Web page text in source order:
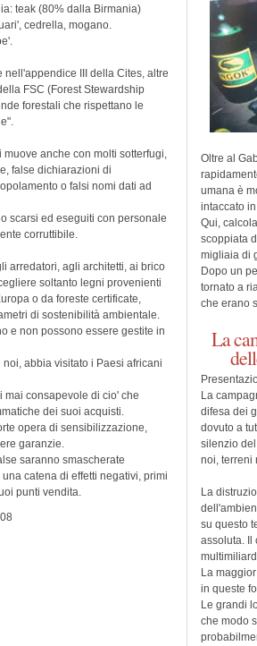
teak (80% dalla Birmania)
cedrella, mogano.
III della Cites, altre
FSC (Forest Stewardship
forestali che rispettano le
muove anche con molti sotterfugi,
false dichiarazioni di
o falsi nomi dati ad
scarsi ed eseguiti con personale
corruttibile.
arredatori, agli architetti, ai brico
soltanto legni provenienti
o da foreste certificate,
di sostenibilità ambientale.
e non possono essere gestite in
abbia visitato i Paesi africani
mai consapevole di cio' che
dei suoi acquisti.
opera di sensibilizzazione,
garanzie.
saranno smascherate
catena di effetti negativi, primi
punti vendita.
Oltre al
umana è
intaccato
Qui,
scoppiata
migliaia di
Dopo un
tornato a
che erano
La
La
difesa dei
dovuto a
silenzio
noi, terreni
La
su questo
assoluta. Il
La
in queste
Le grandi
che modo